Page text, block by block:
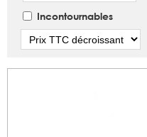
Incontournables